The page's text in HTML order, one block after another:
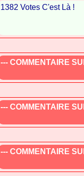
1382 Votes C'est Là !
--- COMMENTAIRE
--- COMMENTAIRE
--- COMMENTAIRE